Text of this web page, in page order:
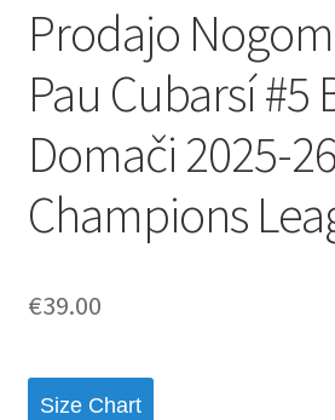
Prodajo
Pau Cubarsí #5
Domači 2025-
Champions
€39.00
Size Chart